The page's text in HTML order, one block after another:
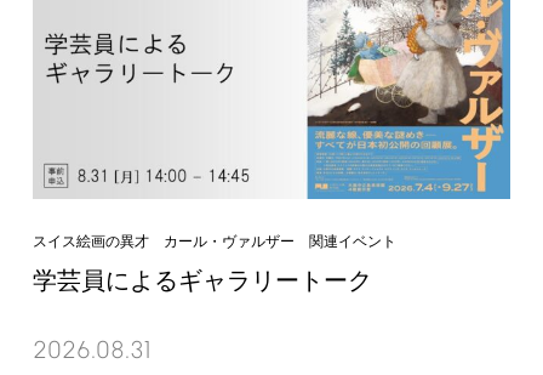
スイス絵画の異才 カール・ヴァルザー 関連イベント
学芸員によるギャラリートーク
2026.08.31